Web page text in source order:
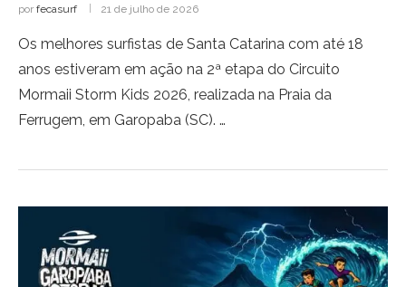
por fecasurf 21 de julho de 2026
Os melhores surfistas de Santa Catarina com até 18
anos estiveram em ação na 2ª etapa do Circuito
Mormaii Storm Kids 2026, realizada na Praia da
Ferrugem, em Garopaba (SC). …